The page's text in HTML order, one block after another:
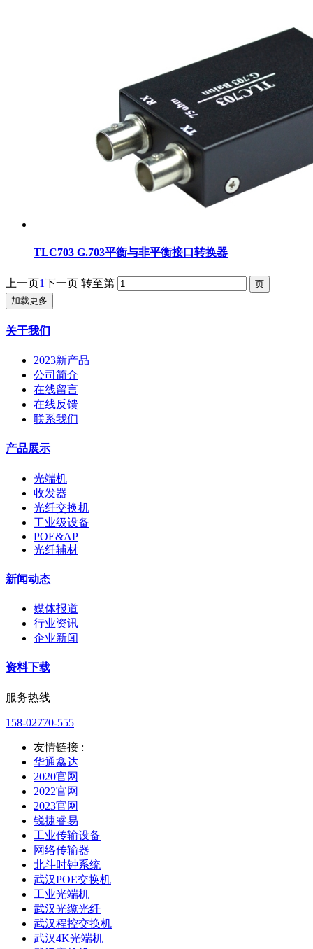
TLC703 G.703平衡与非平衡接口转换器
上一页1下一页 转至第
加载更多
关于我们
2023新产品
公司简介
在线留言
在线反馈
联系我们
产品展示
光端机
收发器
光纤交换机
工业级设备
POE&AP
光纤辅材
新闻动态
媒体报道
行业资讯
企业新闻
资料下载
服务热线
158-02770-555
友情链接 :
华通鑫达
2020官网
2022官网
2023官网
锐捷睿易
工业传输设备
网络传输器
北斗时钟系统
武汉POE交换机
工业光端机
武汉光缆光纤
武汉程控交换机
武汉4K光端机